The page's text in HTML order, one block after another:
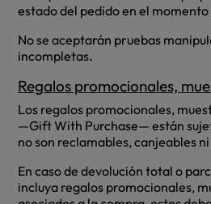
estado del pedido en el
No se aceptarán pruebas
incompletas.
Regalos promocionales,
Los regalos promocionales,
—Gift With Purchase— están
no son reclamables, canjeables
En caso de devolución total o
incluya regalos promocionales,